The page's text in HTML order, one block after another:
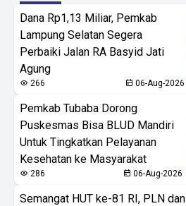
Dana Rp1,13 Miliar, Pemkab
Lampung Selatan Segera
Perbaiki Jalan RA Basyid Jati
Agung
266 06-Aug-2026
Pemkab Tubaba Dorong
Puskesmas Bisa BLUD Mandiri
Untuk Tingkatkan Pelayanan
Kesehatan ke Masyarakat
286 06-Aug-2026
Semangat HUT ke-81 RI, PLN dan